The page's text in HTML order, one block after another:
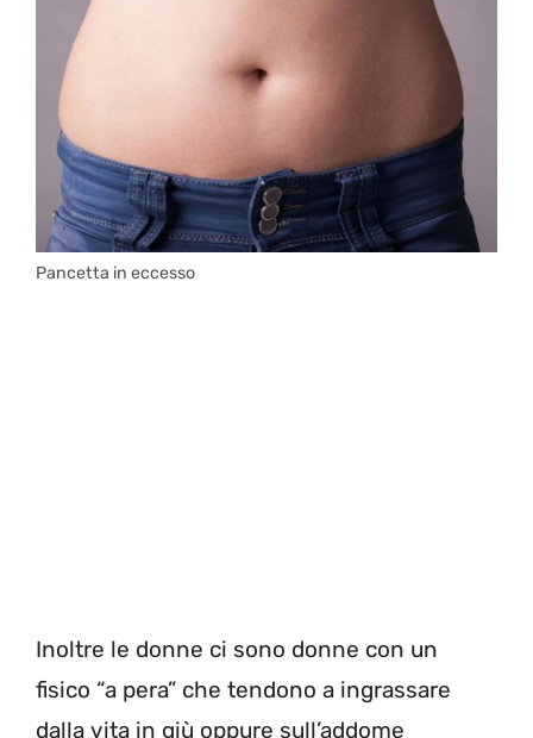
Pancetta in eccesso
Inoltre le donne ci sono donne con un
fisico “a pera” che tendono a ingrassare
dalla vita in giù oppure sull’addome